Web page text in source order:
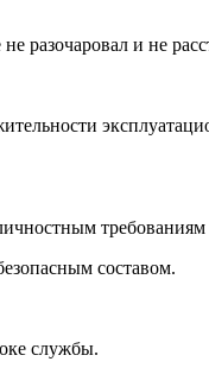
разочаровал и не
составом.
службы.